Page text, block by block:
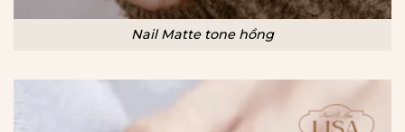
Nail Matte tone hồng